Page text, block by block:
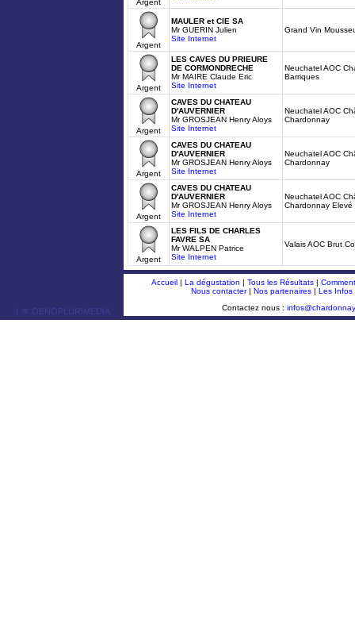
Argent
Argent
MAULER et CIE SA
Mr GUERIN Julien
Site Internet
Grand Vin
Argent
LES CAVES DU PRIEURE
DE CORMONDRECHE
Mr MAIRE Claude Eric
Site Internet
Neuchatel AOC
Barriques
Argent
CAVES DU CHATEAU
D'AUVERNIER
Mr GROSJEAN Henry Aloys
Site Internet
Neuchatel AOC
Chardonnay
Argent
CAVES DU CHATEAU
D'AUVERNIER
Mr GROSJEAN Henry Aloys
Site Internet
Neuchatel AOC
Chardonnay
Argent
CAVES DU CHATEAU
D'AUVERNIER
Mr GROSJEAN Henry Aloys
Site Internet
Neuchatel AOC
Chardonnay Elevé
Argent
LES FILS DE CHARLES
FAVRE SA
Mr WALPEN Patrice
Site Internet
Valais AOC Brut
ￂﾮ OENOPLURIMEDIA
Accueil| La dégustation | Tous les Résultats|
Nous contacter| Nos partenaires| Les Infos
Contactez nous :